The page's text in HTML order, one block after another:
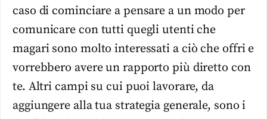
caso di cominciare a pensare a un modo per
comunicare con tutti quegli utenti che
magari sono molto interessati a ciò che offri e
vorrebbero avere un rapporto più diretto con
te. Altri campi su cui puoi lavorare, da
aggiungere alla tua strategia generale, sono i